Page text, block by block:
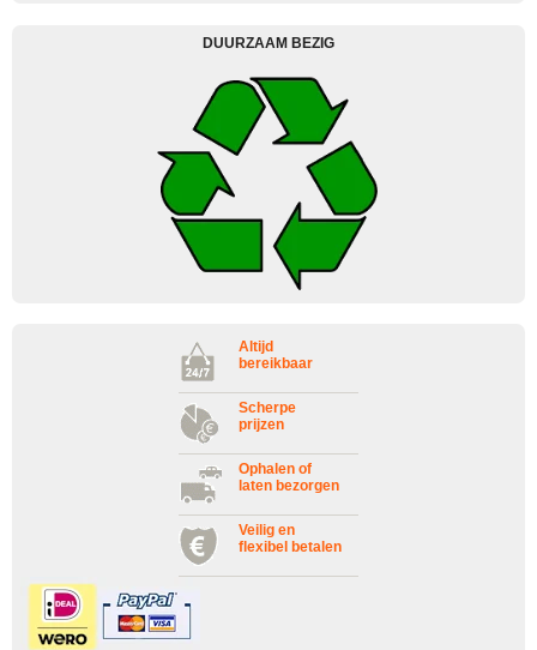
DUURZAAM BEZIG
Altijd
bereikbaar
Scherpe
prijzen
Ophalen of
laten bezorgen
Veilig en
flexibel betalen